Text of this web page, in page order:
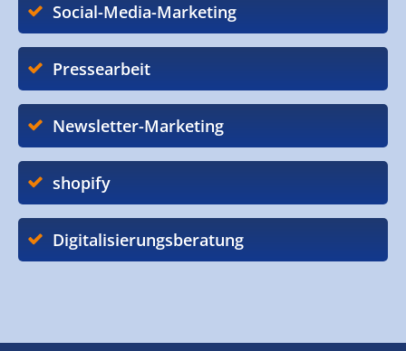
Social-Media-Marketing
Pressearbeit
Newsletter-Marketing
shopify
Digitalisierungsberatung